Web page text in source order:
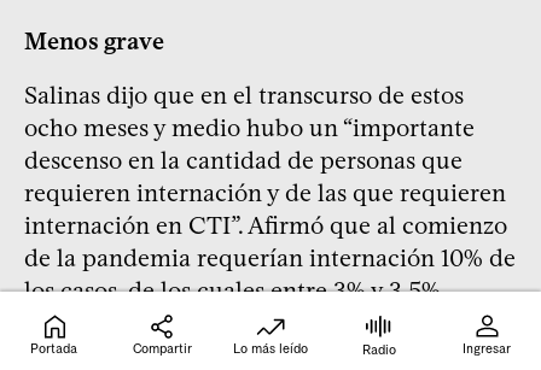
Menos grave
Salinas dijo que en el transcurso de estos
ocho meses y medio hubo un “importante
descenso en la cantidad de personas que
requieren internación y de las que requieren
internación en CTI”. Afirmó que al comienzo
de la pandemia requerían internación 10% de
los casos, de los cuales entre 3% y 3,5%
precisaban cuidados intensivos o
intermedios. El último reporte
Portada Compartir Lo más leído Radio Ingresar